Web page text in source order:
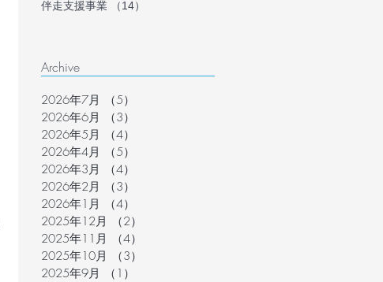
伴走支援事業
（14）
Archive
2026年7月 （5）
2026年6月
（3）
2026年5月
（4）
2026年4月
（5）
2026年3月
（4）
2026年2月
（3）
2026年1月
（4）
2025年12月
（2）
2025年11月
（4）
2025年10月
（3）
2025年9月
（1）